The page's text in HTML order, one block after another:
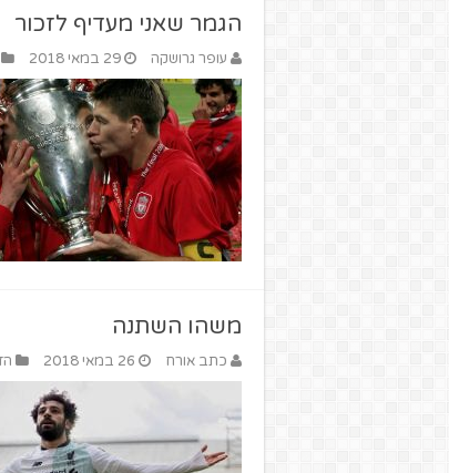
הגמר שאני מעדיף לזכור
עופר גרושקה 29 במאי 2018
משהו השתנה
כתב אורח 26 במאי 2018